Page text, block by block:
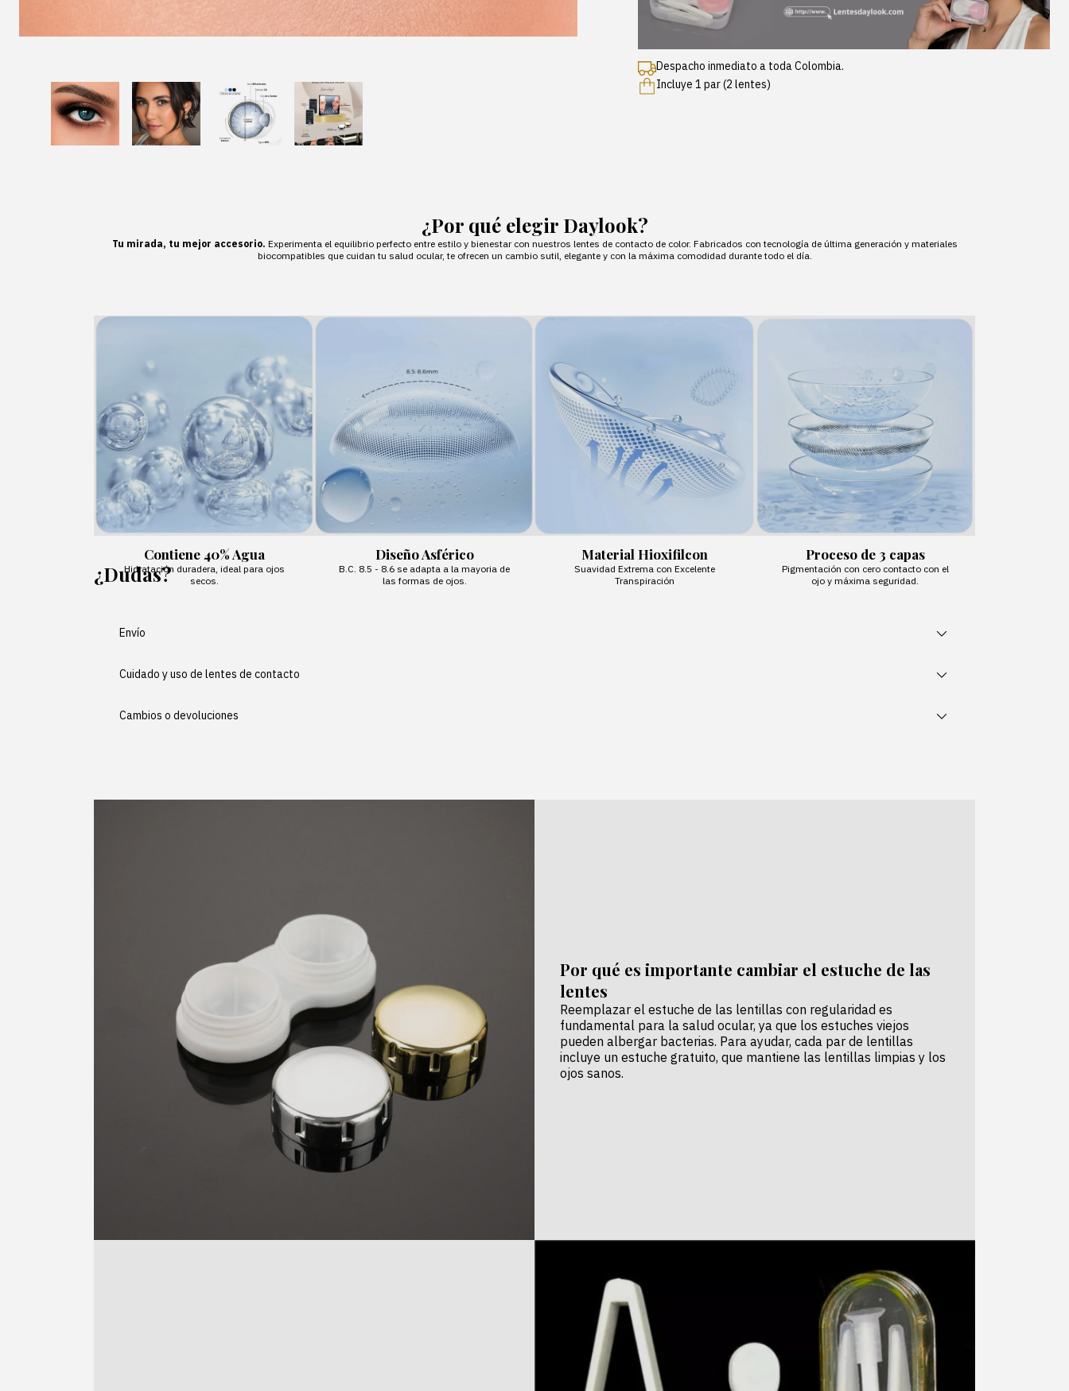
Despacho inmediato a toda Colombia.
Incluye 1 par (2 lentes)
¿Por qué elegir Daylook?
Tu mirada, tu mejor accesorio. Experimenta el equilibrio perfecto entre estilo y bienestar con nuestros lentes de contacto de color. Fabricados con tecnología de última generación y materiales
biocompatibles que cuidan tu salud ocular, te ofrecen un cambio sutil, elegante y con la máxima comodidad durante todo el día.
Contiene 40% Agua
Hidratación duradera, ideal para ojos
secos.
Diseño Asférico
B.C. 8.5 - 8.6 se adapta a la mayoria de
las formas de ojos.
Material Hioxifilcon
Suavidad Extrema con Excelente
Transpiración
Proceso de 3 capas
Pigmentación con cero contacto con el
ojo y máxima seguridad.
¿Dudas?
Envío
Cuidado y uso de lentes de contacto
Cambios o devoluciones
Por qué es importante cambiar el estuche de las
lentes
Reemplazar el estuche de las lentillas con regularidad es
fundamental para la salud ocular, ya que los estuches viejos
pueden albergar bacterias. Para ayudar, cada par de lentillas
incluye un estuche gratuito, que mantiene las lentillas limpias y los
ojos sanos.